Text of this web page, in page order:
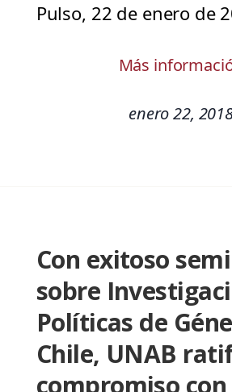
Pulso, 22 de enero de
Más
enero 22,
Con exitoso
sobre
Políticas de
Chile, UNAB
compromiso con